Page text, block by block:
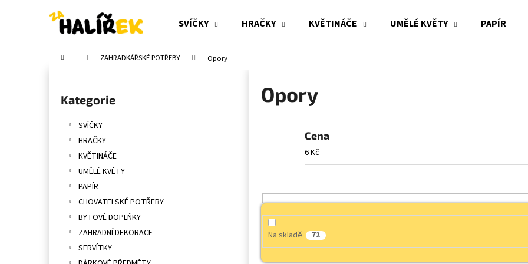
SVÍČKY HRAČKY KVĚTINÁČE UMĚLÉ KVĚTY PAPÍR
Domů ZAHRADKÁŘSKÉ POTŘEBY Opory
Přeskočit
kategorie
Kategorie
SVÍČKY
HRAČKY
KVĚTINÁČE
UMĚLÉ KVĚTY
PAPÍR
CHOVATELSKÉ POTŘEBY
BYTOVÉ DOPLŇKY
ZAHRADNÍ DEKORACE
SERVÍTKY
Opory
Cena
6Kč
Na skladě 72
Zpět
Zpět
Doporučujeme